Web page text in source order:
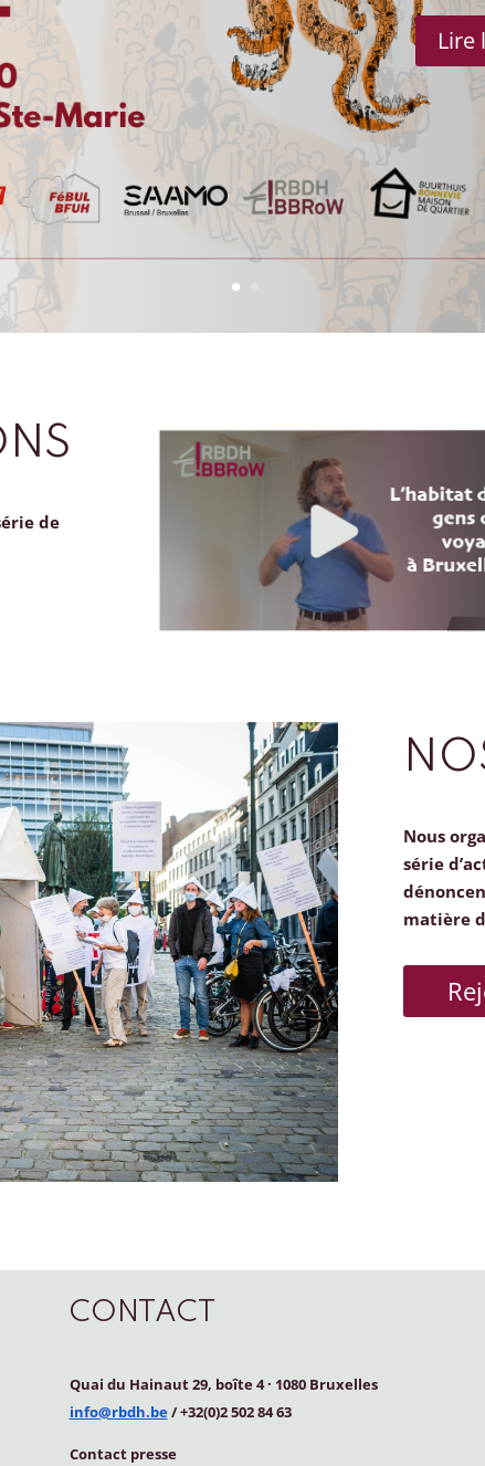
Lire
de
Nous
série
matière
CONTACT
Quai du Hainaut 29, boîte 4· 1080 Bruxelles
info@rbdh.be/ +32(0)2 502 84 63
Contact presse